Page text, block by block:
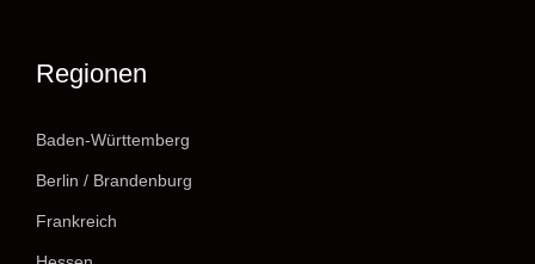
Regionen
Baden-Württemberg
Berlin / Brandenburg
Frankreich